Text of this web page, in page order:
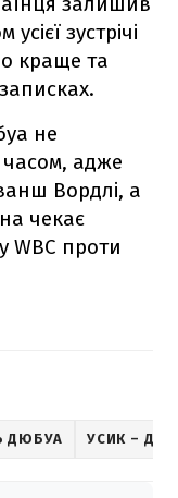
зустрічі
краще та
не
часом, адже
Вордлі, а
чекає
WBC проти
ДЮБУА УСИК –